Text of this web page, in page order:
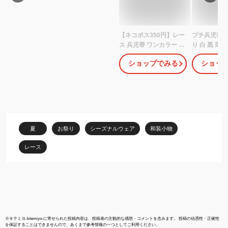
【ネコポス350円】レー
ス 兵児帯 ワンカラー 飾
り帯 浴衣 ゆかた 着物 振
袖 レディース 大人 上品
きれいめ 可愛い 浴衣小
祭り 高校生 10代 20代
ギャル 安い 韓国 レトロ
ショップでみる
プチ兵児帯
り 白 黒 薄
リル 帯揚げ
わいい エレ
ミニン 和装
ショッ
夏 お祭り シーズナルウェア 和装小物
レース
※キテミヨ-kitemiyo-に寄せられた投稿内容は、投稿者の主観的な感想・コメントを含みます。 投稿の信憑性・正確性
を保証することはできませんので、あくまで参考情報の一つとしてご利用ください。